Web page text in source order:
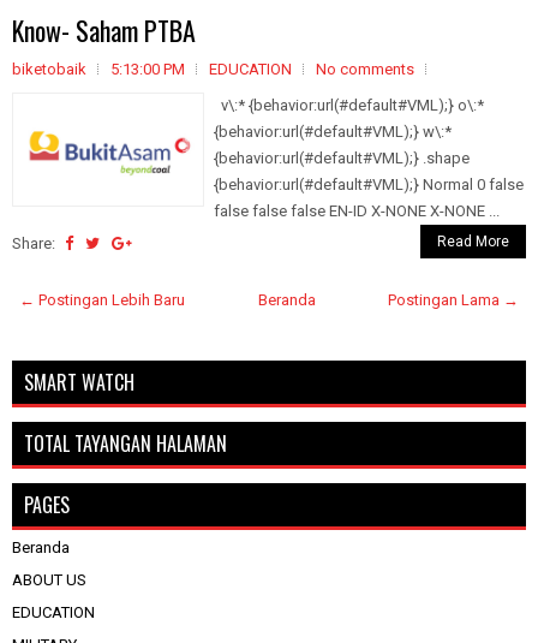
Know- Saham PTBA
biketobaik 5:13:00 PM EDUCATION
No comments
v\:* {behavior:url(#default#VML);} o\:*
{behavior:url(#default#VML);} w\:*
{behavior:url(#default#VML);} .shape
{behavior:url(#default#VML);} Normal 0 false
false false false EN-ID X-NONE X-NONE ...
Share:
Read More
← Postingan Lebih Baru Postingan Lama →
Beranda
SMART WATCH
TOTAL TAYANGAN HALAMAN
PAGES
Beranda
ABOUT US
EDUCATION